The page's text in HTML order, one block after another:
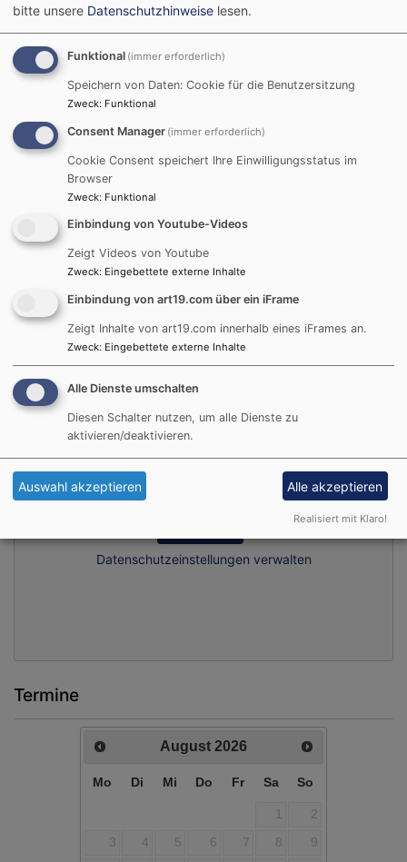
Bildrechte
aus dem Gottesdienst an
in der Markgrafenkirche
nachhören.
Seitennummerierung
page
« Anfang
Vorherige
Seite
‹‹ Seite
1
Aktuelle
Seite
2
Podcast "kurz & gut"
Externe Inhalte von art19.com anzeigen?
Datenschutzeinstellungen verwalten
Termine
August 2026
Mo Di Mi Do Fr Sa So
1
2
3
4 5 6 7 8
9
bitte unsere Datenschutzhinweise lesen.
Funktional (immer erforderlich)
Speichern von Daten: Cookie für die Benutzersitzung
Zweck: Funktional
Consent Manager (immer erforderlich)
Cookie Consent speichert Ihre Einwilligungsstatus im
Browser
Zweck: Funktional
Einbindung von Youtube-Videos
Zeigt Videos von Youtube
Zweck: Eingebettete externe Inhalte
Einbindung von art19.com über ein iFrame
Zeigt Inhalte von art19.com innerhalb eines iFrames an.
Zweck: Eingebettete externe Inhalte
Alle Dienste umschalten
Diesen Schalter nutzen, um alle Dienste zu
aktivieren/deaktivieren.
Auswahl akzeptieren Alle akzeptieren
Realisiert mit Klaro!